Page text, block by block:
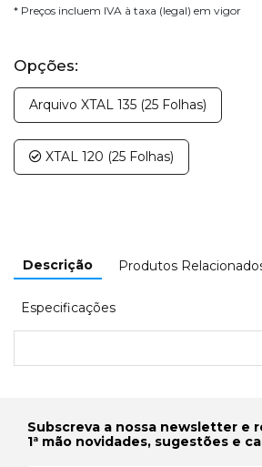
* Preços incluem IVA à taxa (legal) em vigor
Opções:
Arquivo XTAL 135 (25 Folhas)
XTAL 120 (25 Folhas)
Descrição Produtos
Especificações
Subscreva a nossa newsletter e
1ª mão novidades, sugestões e